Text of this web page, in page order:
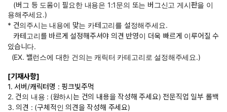
(버그 등 도움이 필요한 내용은 1:1문의 또는 버그신고 게시판을 이
용해주세요.)
* 건의주시는 내용에 맞는 카테고리를 설정해주세요.
카테고리를 바르게 설정해주셔야 의견 반영이 더욱 빠르게 이루어질 수
있습니다.
(EX. 밸런스에 대한 건의는 캐릭터 카테고리로 설정해주세요.)
[기재사항]
1. 서버/캐릭터명 : 핑크빛주먹
2. 건의 내용 : (원하시는 건의 내용을 작성해 주세요) 전문직업 일부 롤백
3. 의견 : (구체적인 의견을 작성해 주세요)